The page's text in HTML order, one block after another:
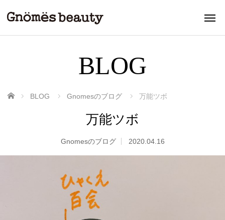
BLOG
ホーム BLOG Gnomesのブログ 万能ツボ
万能ツボ
Gnomesのブログ 2020.04.16